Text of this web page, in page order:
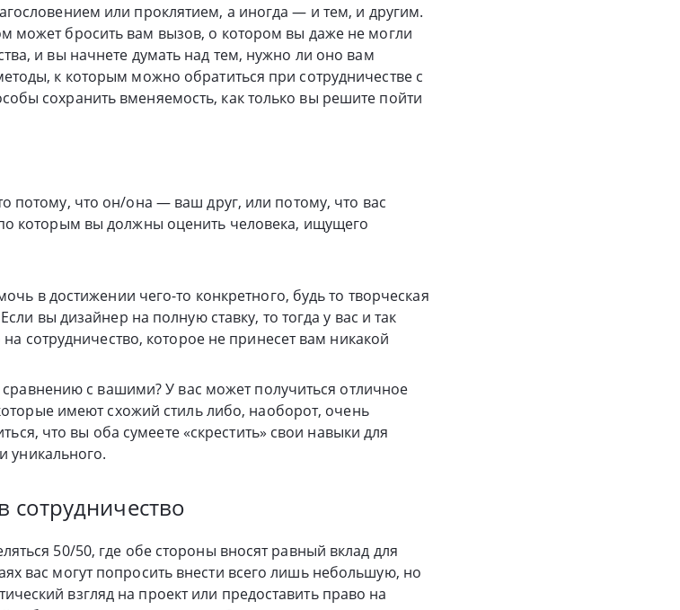
или проклятием, а иногда — и тем, и другим.
может бросить вам вызов, о котором вы даже не могли
и вы начнете думать над тем, нужно ли оно вам
к которым можно обратиться при сотрудничестве с
сохранить вменяемость, как только вы решите пойти
потому, что он/она — ваш друг, или потому, что вас
которым вы должны оценить человека, ищущего
в достижении чего-то конкретного, будь то творческая
вы дизайнер на полную ставку, то тогда у вас и так
сотрудничество, которое не принесет вам никакой
с вашими? У вас может получиться отличное
имеют схожий стиль либо, наоборот, очень
что вы оба сумеете «скрестить» свои навыки для
уникального.
сотрудничество
50/50, где обе стороны вносят равный вклад для
вас могут попросить внести всего лишь небольшую, но
взгляд на проект или предоставить право на